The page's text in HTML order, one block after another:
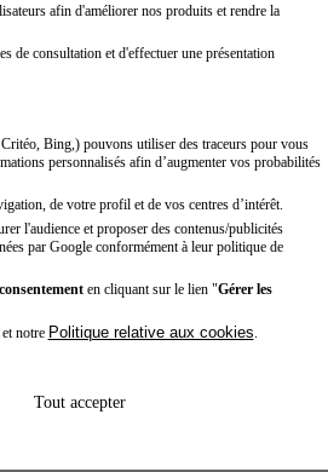
afin d'améliorer nos produits et rendre la
de consultation et d'effectuer une présentation
Bing,) pouvons utiliser des traceurs pour vous
personnalisés afin d’augmenter vos probabilités
de votre profil et de vos centres d’intérêt.
l'audience et proposer des contenus/publicités
par Google conformément à leur politique de
en cliquant sur le lien "Gérer les
notre Politique relative aux cookies
Tout accepter